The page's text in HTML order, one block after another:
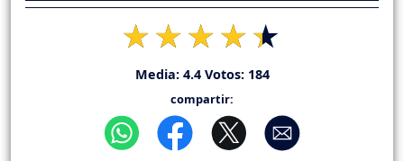
Media: 4.4Votos: 184
compartir: